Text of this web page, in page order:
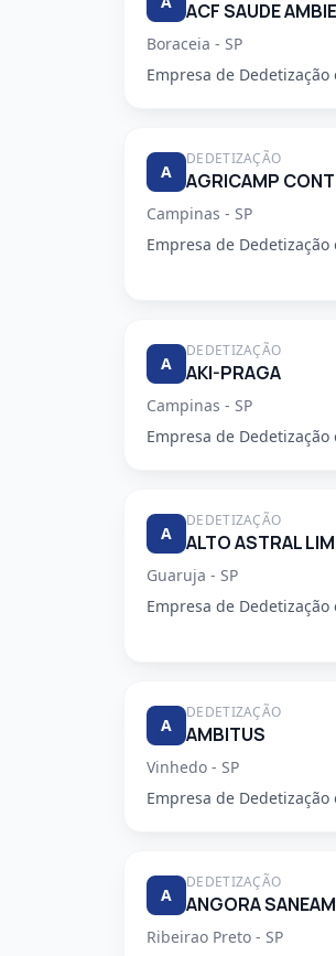
ACF SAUDE
Boraceia - SP
Empresa de Dedetização
A
DEDETIZAÇÃO
AGRICAMP
Campinas - SP
Empresa de Dedetização
A
DEDETIZAÇÃO
AKI-PRAGA
Campinas - SP
Empresa de Dedetização
A
DEDETIZAÇÃO
Guaruja - SP
Empresa de Dedetização
A
DEDETIZAÇÃO
AMBITUS
Vinhedo - SP
Empresa de Dedetização
A
DEDETIZAÇÃO
ANGORA
Ribeirao Preto - SP